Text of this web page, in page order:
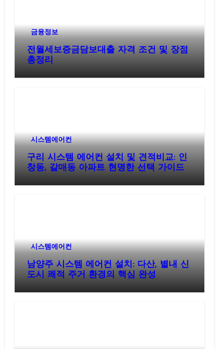
금융정보
전월세보증금담보대출 자격 조건 및 장점
총정리
시스템에어컨
구리 시스템 에어컨 설치 및 견적비교: 인
창동, 갈매동 아파트 현명한 선택 가이드
시스템에어컨
남양주 시스템 에어컨 설치: 다산, 별내 신
도시 쾌적 주거 환경의 핵심 완성